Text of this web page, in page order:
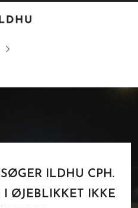
ILDHU CPH.
I ØJEBLIKKET IKKE